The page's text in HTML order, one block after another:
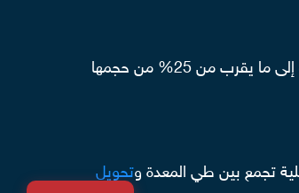
هي إجراء جراحي يتم من خلاله طي الجزء الأكبر من المعدة عن طريق عمل بعض الغرز الجراحية من الخارج على الداخل لتقليل حجم المعدة إلى ما يقرب من 25% من حجمها
تجمع بين طي المعدة وتحويل